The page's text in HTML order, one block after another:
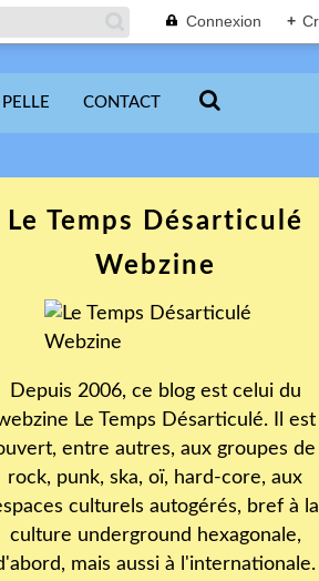
Connexion +
CONTACT
Le Temps Désarticulé
Webzine
Depuis 2006, ce blog est celui du
Le Temps Désarticulé. Il est
entre autres, aux groupes de
rock, punk, ska, oï, hard-core, aux
culturels autogérés, bref à la
culture underground hexagonale,
mais aussi à l'internationale.